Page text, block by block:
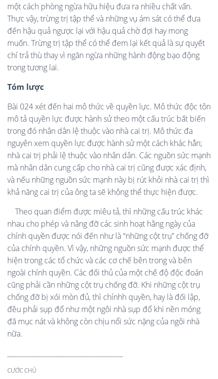
một cách phòng ngừa hữu hiệu đưa ra nhiều chất vấn.
Thực vậy, trừng trị tập thể và những vụ ám sát có thể đưa
đến hậu quả ngược lại với hậu quả chờ đợi hay mong
muốn. Trừng trị tập thể có thể đem lại kết quả là sự quyết
chí trả thù thay vì ngăn ngừa những hành động bạo động
trong tương lai.
Tóm lược
Bài 024 xét đến hai mô thức về quyền lực. Mô thức độc tôn
mô tả quyền lực được hành sử theo một cấu trúc bất biến
trong đó nhân dân lệ thuộc vào nhà cai trị. Mô thức đa
nguyên xem quyền lực được hành sử một cách khác hẳn;
nhà cai trị phải lệ thuộc vào nhân dân. Các nguồn sức mạnh
mà nhân dân cung cấp cho nhà cai trị cũng được xác định,
và nếu những nguồn sức mạnh này bị rút khỏi nhà cai trị thì
khả năng cai trị của ông ta sẽ không thể thực hiện được.
Theo quan điểm được miêu tả, thì những cấu trúc khác
nhau cho phép và nâng đỡ các sinh hoạt hằng ngày của
chính quyền được nói đến như là “những cột trụ” chống đỡ
của chính quyền. Vì vậy, những nguồn sức mạnh được thể
hiện trong các tổ chức và các cơ chế bên trong và bên
ngoài chính quyền. Các đối thủ của một chế độ độc đoán
cũng phải cần những cột trụ chống đỡ. Khi những cột trụ
chống đỡ bị xói mòn đủ, thì chínhh quyền, hay là đối lập,
đều phải sụp đổ như một ngôi nhà sụp đổ khi nền móng
đã mục nát và không còn chịu nổi sức nặng của ngôi nhà
nữa.
CƯỚC CHÚ